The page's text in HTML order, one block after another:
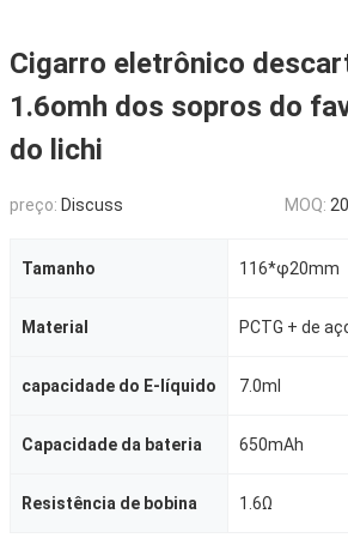
Cigarro eletrônico
1.6omh dos sopros do
do lichi
preço: Discuss MOQ:
Tamanho 116*φ20mm
Material PCTG + de
capacidade do E-líquido 7.0ml
Capacidade da bateria 650mAh
Resistência de bobina 1.6Ω